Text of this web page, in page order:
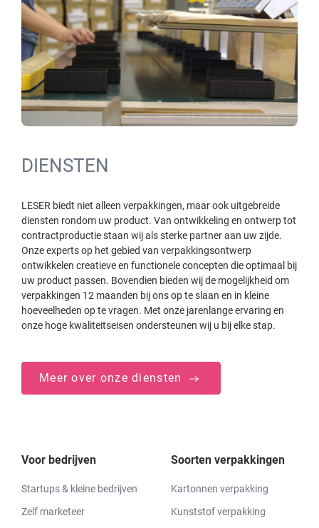
DIENSTEN
LESER biedt niet alleen verpakkingen, maar ook uitgebreide
diensten rondom uw product. Van ontwikkeling en ontwerp tot
contractproductie staan wij als sterke partner aan uw zijde.
Onze experts op het gebied van verpakkingsontwerp
ontwikkelen creatieve en functionele concepten die optimaal bij
uw product passen. Bovendien bieden wij de mogelijkheid om
verpakkingen 12 maanden bij ons op te slaan en in kleine
hoeveelheden op te vragen. Met onze jarenlange ervaring en
onze hoge kwaliteitseisen ondersteunen wij u bij elke stap.
Meer over onze diensten
Voor bedrijven
Startups & kleine bedrijven
Zelf marketeer
Soorten verpakkingen
Kartonnen verpakking
Kunststof verpakking